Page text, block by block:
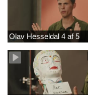
Olav Hesseldal 4 af 5